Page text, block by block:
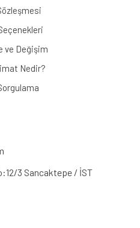
ve Değişim
Nedir?
3 Sancaktepe / İST